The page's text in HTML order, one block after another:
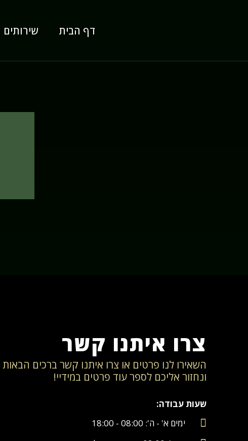
דף הבית שירותים
צרו איתנו קשר
השאירו לנו פרטים או צרו איתנו קשר ברכים הבאות
ונחזור אליכם לספר עוד פרטים במידיי!
שעות עבודה:
ימים א' - ה': 08:00 - 18:00